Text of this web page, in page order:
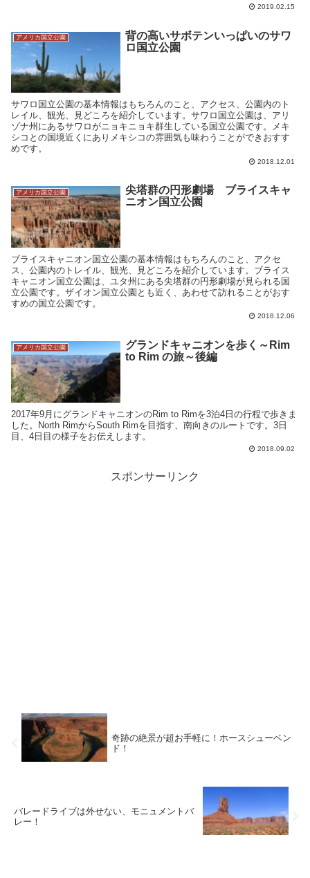
2019.02.15
アメリカ国立公園
背の高いサボテンいっぱいのサワ
ロ国立公園
サワロ国立公園の基本情報はもちろんのこと、アクセス、公園内のト
レイル、観光、見どころを紹介しています。サワロ国立公園は、アリ
ゾナ州にあるサワロがニョキニョキ群生している国立公園です。メキ
シコとの国境近くにありメキシコの雰囲気も味わうことができおすす
めです。
2018.12.01
アメリカ国立公園
尖塔群の円形劇場 ブライスキャ
ニオン国立公園
ブライスキャニオン国立公園の基本情報はもちろんのこと、アクセ
ス、公園内のトレイル、観光、見どころを紹介しています。ブライス
キャニオン国立公園は、ユタ州にある尖塔群の円形劇場が見られる国
立公園です。ザイオン国立公園とも近く、あわせて訪れることがおす
すめの国立公園です。
2018.12.06
アメリカ国立公園
グランドキャニオンを歩く～Rim
to Rim の旅～後編
2017年9月にグランドキャニオンのRim to Rimを3泊4日の行程で歩きま
した。North RimからSouth Rimを目指す、南向きのルートです。3日
目、4日目の様子をお伝えします。
2018.09.02
スポンサーリンク
奇跡の絶景が超お手軽に！ホースシューベン
ド！
バレードライブは外せない、モニュメントバ
レー！